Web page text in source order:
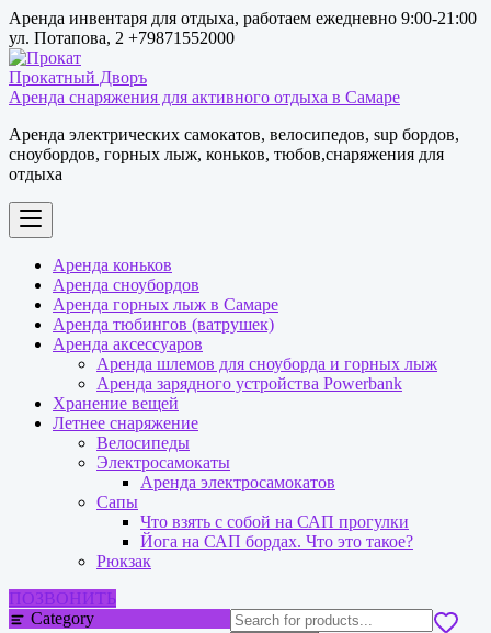
Перейти
к
содержимому
Аренда инвентаря для отдыха, работаем ежедневно 9:00-21:00
ул. Потапова, 2 +79871552000
Аренда снаряжения для активного отдыха в Самаре
Аренда электрических самокатов, велосипедов, sup бордов,
сноубордов, горных лыж, коньков, тюбов,снаряжения для
отдыха
Аренда коньков
Аренда сноубордов
Аренда горных лыж в Самаре
Аренда тюбингов (ватрушек)
Аренда аксессуаров
Аренда шлемов для сноуборда и горных лыж
Аренда зарядного устройства Powerbank
Хранение вещей
Летнее снаряжение
Велосипеды
Электросамокаты
Аренда электросамокатов
Сапы
Что взять с собой на САП прогулки
Йога на САП бордах. Что это такое?
Рюкзак
ПОЗВОНИТЬ
Category